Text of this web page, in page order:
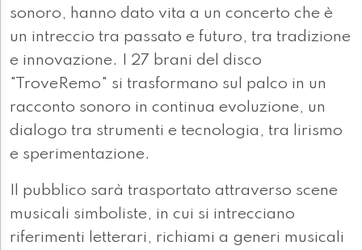
sonoro, hanno dato vita a un concerto che è
un intreccio tra passato e futuro, tra tradizione
e innovazione. I 27 brani del disco
"TroveRemo" si trasformano sul palco in un
racconto sonoro in continua evoluzione, un
dialogo tra strumenti e tecnologia, tra lirismo
e sperimentazione.
Il pubblico sarà trasportato attraverso scene
musicali simboliste, in cui si intrecciano
riferimenti letterari, richiami a generi musicali